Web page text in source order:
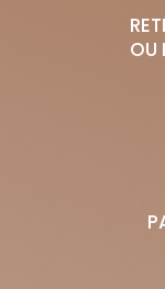
OU